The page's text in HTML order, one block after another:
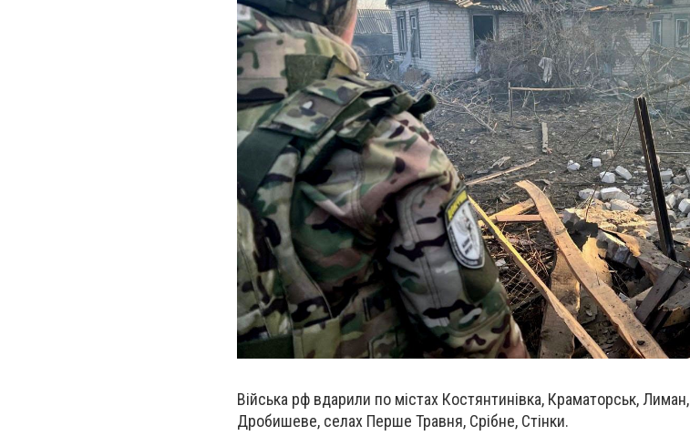
Війська рф вдарили по містах Костянтинівка, Краматорськ,
Дробишеве, селах Перше Травня, Срібне, Стінки.